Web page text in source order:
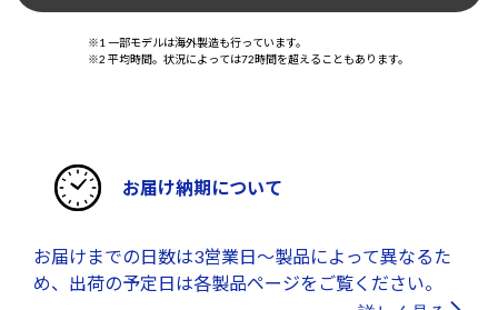
※1 一部モデルは海外製造も行っています。
※2 平均時間。状況によっては72時間を超えることもあります。
お届け納期について
お届けまでの日数は3営業日～製品によって異なるた
め、出荷の予定日は各製品ページをご覧ください。